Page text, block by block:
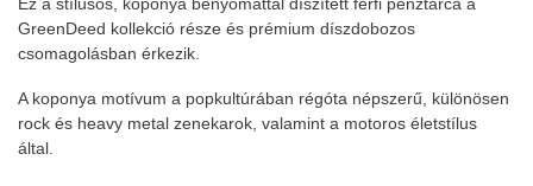
Ez a stílusos, koponya benyomattal díszített férfi pénztárca a
GreenDeed kollekció része és prémium díszdobozos
csomagolásban érkezik.
A koponya motívum a popkultúrában régóta népszerű, különösen
rock és heavy metal zenekarok, valamint a motoros életstílus
által.